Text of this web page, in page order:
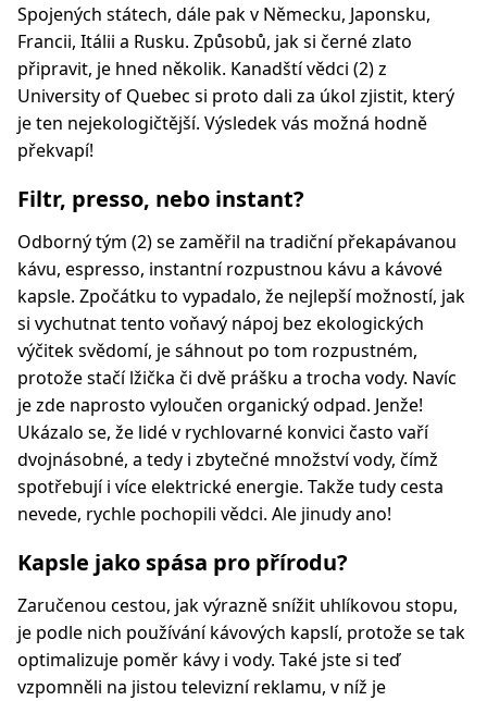
Spojených státech, dále pak v Německu, Japonsku,
Francii, Itálii a Rusku. Způsobů, jak si černé zlato
připravit, je hned několik. Kanadští vědci (2) z
University of Quebec si proto dali za úkol zjistit, který
je ten nejekologičtější. Výsledek vás možná hodně
překvapí!
Filtr, presso, nebo instant?
Odborný tým (2) se zaměřil na tradiční překapávanou
kávu, espresso, instantní rozpustnou kávu a kávové
kapsle. Zpočátku to vypadalo, že nejlepší možností, jak
si vychutnat tento voňavý nápoj bez ekologických
výčitek svědomí, je sáhnout po tom rozpustném,
protože stačí lžička či dvě prášku a trocha vody. Navíc
je zde naprosto vyloučen organický odpad. Jenže!
Ukázalo se, že lidé v rychlovarné konvici často vaří
dvojnásobné, a tedy i zbytečné množství vody, čímž
spotřebují i více elektrické energie. Takže tudy cesta
nevede, rychle pochopili vědci. Ale jinudy ano!
Kapsle jako spása pro přírodu?
Zaručenou cestou, jak výrazně snížit uhlíkovou stopu,
je podle nich používání kávových kapslí, protože se tak
optimalizuje poměr kávy i vody. Také jste si teď
vzpomněli na jistou televizní reklamu, v níž je